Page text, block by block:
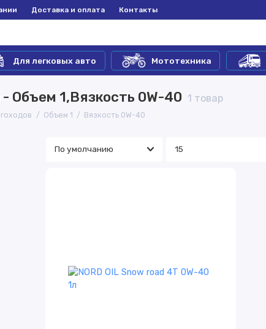
Доставка и оплата Контакты
Для легковых авто Мототехника
Объем 1,Вязкость 0W-40 1 товар
Объем 1 Вязкость 0W-40